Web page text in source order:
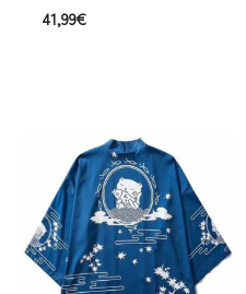
41,99€